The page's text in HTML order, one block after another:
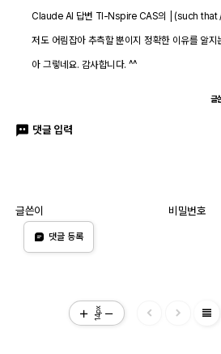
√(x²) → x 또는 √a·√b → √(ab) 같은 규칙들이
이 조건들을 일일이 다 추적하지 않고 넘어가면서
·ω·i ≠ 0 등) 복소수 특유의 좁은 정의역을 가진
실수여도(부호 무관하게) 정의되는 1/√(r²+l²·ω²)
역의 식으로 바꿔버린 것입니다. CAS는 이 손실
가지고 있던 정의역 제약 정보(부호 조건, i 관련
끄럽게 만드는 원인입니다. 첫 번째 시도에서는 i가 살아있는 원래 식
래서 깔끔하게 √c/√l이 나온 겁니다. 한 줄 요약 절댓값 계산 시 뜬
"정의역이 넓어졌을 수 있다"는 경고는, CAS가 그
엄밀한 조건(정의역)을 놓쳤다는 신호이고, 바로
태"이기 때문에 뒤에 이어지는 조건식 대입이 막힘
니다. 다만 그 대가로, 결과인 1/√(r²+l²·ω²)이나
보이지만, 수학적 엄밀성 측면에서는 "정의역이 넓
과"라는 꼬리표가 붙어있는 셈입니다.
Claude AI 답변 TI-Nspire CAS의 | (such that / 조건대입) 연산자
다. 대입 후에 처음부터 다시 "실수부/허수부 분리,
의 핵심입니다. 첫 번째 경우 (|er/(e·r)| | con_1 and con → 실패) 이
시점의 식은 아직 r + l·ω·i 형태의 복소수 그대로
되어 있지 않습니다. 그래서 CAS는 i와 이 무리식
것이므로, i와 무리식이 뒤엉키는 문제 자체가 발생
래서 바로 깔끔하게 √c/√l로 정리됩니다. 정리하면 절댓값(모듈러
스) 계산은 "이 값들이 실수다"라는 가정을 이미 내
제거하는 연산입니다. 그 연산을 조건 대입 이전에 해두면, 이후 대입
은 단순 실수 대입이라 문제없이 정리됩니다. 반대로 i가 남아있는 식
절댓값·실수화(유리화) 등을 먼저 끝내서 i를 없앤
한 번 더 걸어주면 (필요한 도메인 조건과 함께) 정
저도 어림잡아 추측할 뿐이지 정확한 이유를 알지는
nnet 5) AI에 넣어 보니 claude AI 가 제일 합리적인 답변을 주어서
아 그렇네요. 감사합니다. ^^
글
댓글 입력
글쓴이 비밀번호
댓글 등록
14px view_headline